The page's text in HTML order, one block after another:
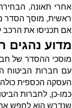
אחרי תאונה,
ראשית, מוסך הסדר
אם תכניסו את הרכב
מדוע נהגים
מוסכי ההסדר של
עם חברות הביטוח
העסקה הכספית
כמו-כן, לחברות
שנדרש הוא לחפש